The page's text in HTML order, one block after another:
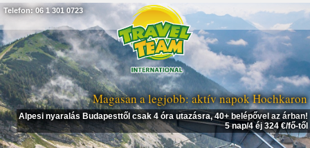
Magasan a legjobb: aktív napok Hochkaron
Alpesi nyaralás Budapesttől csak 4 óra utazásra, 40+ belépővel az árban!
5 nap/4 éj 324 €/fő-től
Telefon: 06 1 301 0723